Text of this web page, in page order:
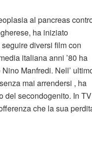
al pancreas
ha iniziato
diversi film con
italiana anni ’80 ha
Manfredi. Nell’
mai arrendersi , ha
del secondogenito. In
che la sua